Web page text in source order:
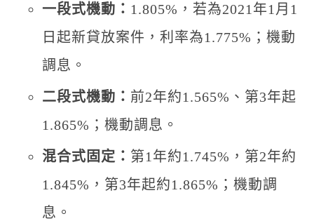
一段式機動： 1.805%，若為2021年1月1
日起新貸放案件，利率為1.775%；機動
調息。
二段式機動： 前2年約1.565%、第3年起
1.865%；機動調息。
混合式固定： 第1年約1.745%，第2年約
1.845%，第3年起約1.865%；機動調
息。